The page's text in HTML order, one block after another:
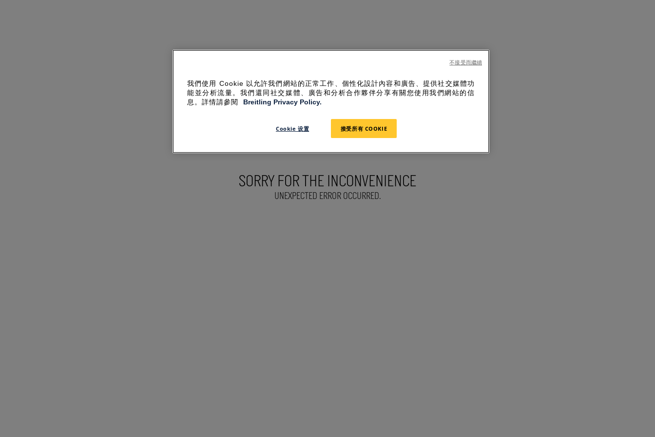
SORRY FOR THE INCONVENIENCE
UNEXPECTED ERROR OCCURRED.
我們使用 Cookie 以允許我們網站的正常工作、個性化設計內容和廣告、提供社交媒體功
能並分析流量。我們還同社交媒體、廣告和分析合作夥伴分享有關您使用我們網站的信
息。詳情請參閱
Breitling Privacy Policy.
Cookie 设置 接受所有 COOKIE
不接受而繼續